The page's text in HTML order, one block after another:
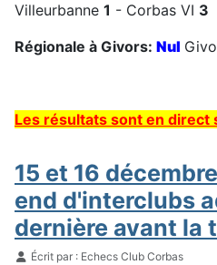
Villeurbanne 1 - Corbas VI 3
Régionale à Givors: Nul
Les résultats sont en direct
15 et 16
end d'interclubs
dernière avant la
Détails
Écrit par : Echecs Club Corbas